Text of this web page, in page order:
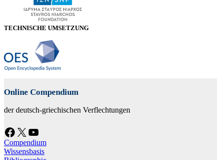
TECHNISCHE UMSETZUNG
Online Compendium
der deutsch-griechischen Verflechtungen
Facebook X YouTube
Compendium
Wissensbasis